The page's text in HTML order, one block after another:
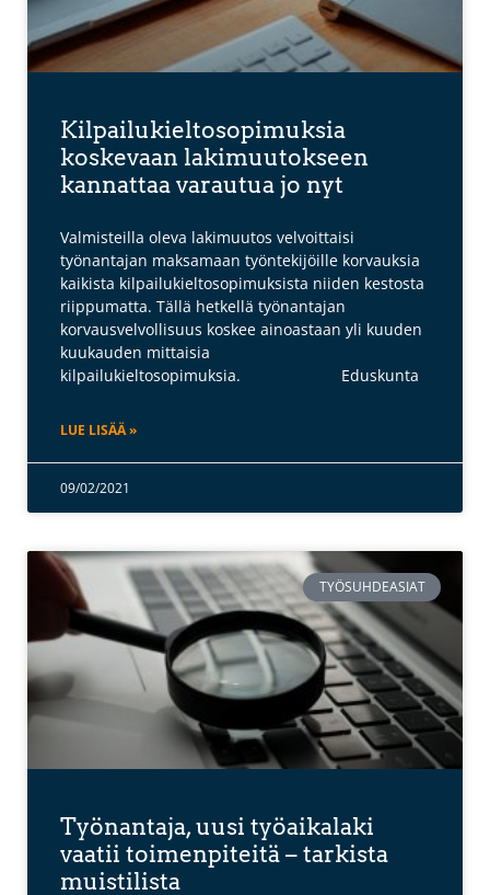
Kilpailukieltosopimuksia
koskevaan lakimuutokseen
kannattaa varautua jo nyt
Valmisteilla oleva lakimuutos velvoittaisi
työnantajan maksamaan työntekijöille korvauksia
kaikista kilpailukieltosopimuksista niiden kestosta
riippumatta. Tällä hetkellä työnantajan
korvausvelvollisuus koskee ainoastaan yli kuuden
kuukauden mittaisia
kilpailukieltosopimuksia. Eduskunta
LUE LISÄÄ »
09/02/2021
TYÖSUHDEASIAT
Työnantaja, uusi työaikalaki
vaatii toimenpiteitä – tarkista
muistilista